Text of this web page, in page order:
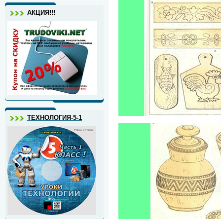
АКЦИЯ!!!
ТЕХНОЛОГИЯ-5-1